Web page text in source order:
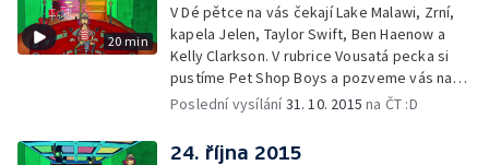
20 min
V Dé pětce na vás čekají Lake Malawi, Zrní,
kapela Jelen, Taylor Swift, Ben Haenow a
Kelly Clarkson. V rubrice Vousatá pecka si
pustíme Pet Shop Boys a pozveme vás na
turné Tata Bojs.
Poslední vysílání31. 10. 2015 na ČT :D
24. října 2015